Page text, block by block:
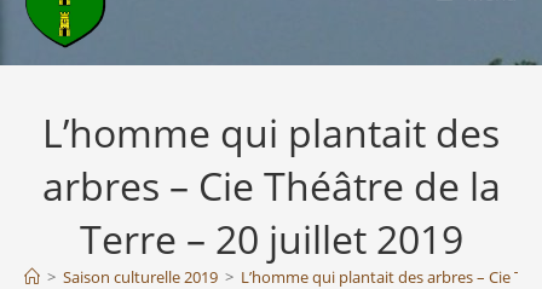
L’homme qui plantait des
arbres – Cie Théâtre de la
Terre – 20 juillet 2019
> Saison culturelle 2019 > L’homme qui plantait des arbres – Cie